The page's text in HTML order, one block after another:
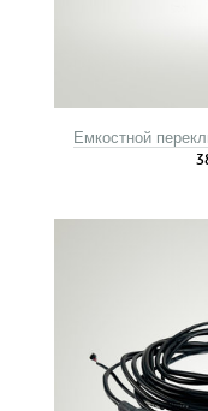
Емкостной